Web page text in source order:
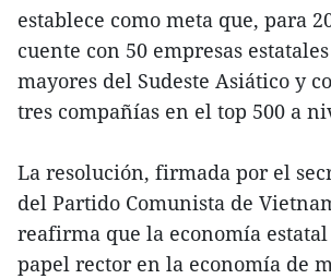
establece como meta que, para
cuente con 50 empresas
mayores del Sudeste Asiático y
tres compañías en el top 500 a
La resolución, firmada por el
del Partido Comunista de
reafirma que la economía
papel rector en la economía de